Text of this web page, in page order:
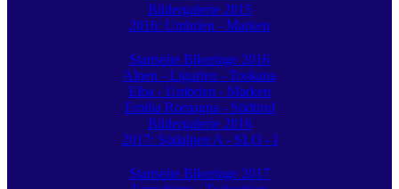
Bildergalerie 2015
2016: Umbrien - Marken
Startseite Bikertage 2016
Alpen - Ligurien - Toskana
Elba - Umbrien - Marken
Emilia Romagna - Südtirol
Bildergalerie 2016
2017: Südalpen A - SLO - I
Startseite Bikertage 2017